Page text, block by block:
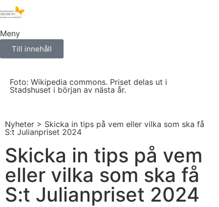
Meny
Till innehåll
Foto: Wikipedia commons. Priset delas ut i
Stadshuset i början av nästa år.
Nyheter > Skicka in tips på vem eller vilka som ska få
S:t Julianpriset 2024
Skicka in tips på vem
eller vilka som ska få
S:t Julianpriset 2024